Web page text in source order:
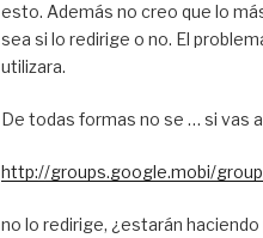
esto. Además no creo que lo
sea si lo redirige o no. El
utilizara.
De todas formas no se … si vas
http://groups.google.mobi/
no lo redirige, ¿estarán